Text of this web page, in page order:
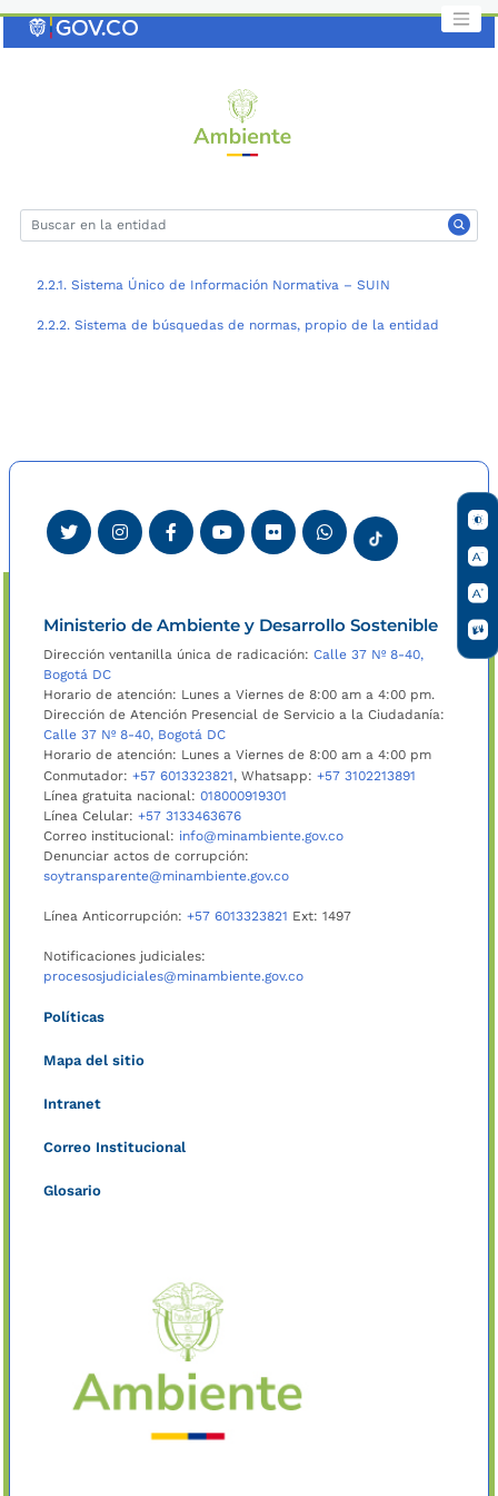
2.2.1. Sistema Único de Información Normativa – SUIN
2.2.2. Sistema de búsquedas de normas, propio de la entidad
Ministerio de Ambiente y Desarrollo Sostenible
Dirección ventanilla única de radicación: Calle 37 Nº 8-40,
Bogotá DC
Horario de atención: Lunes a Viernes de 8:00 am a 4:00 pm.
Dirección de Atención Presencial de Servicio a la Ciudadanía:
Calle 37 Nº 8-40, Bogotá DC
Horario de atención: Lunes a Viernes de 8:00 am a 4:00 pm
Conmutador: +57 6013323821, Whatsapp: +57 3102213891
Línea gratuita nacional: 018000919301
Línea Celular: +57 3133463676
Correo institucional: info@minambiente.gov.co
Denunciar actos de corrupción:
soytransparente@minambiente.gov.co
Línea Anticorrupción: +57 6013323821 Ext: 1497
Notificaciones judiciales:
procesosjudiciales@minambiente.gov.co
Políticas
Mapa del sitio
Intranet
Correo Institucional
Glosario